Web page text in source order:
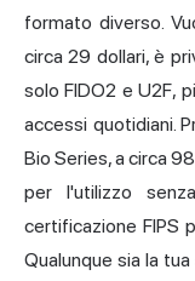
formato diverso.
circa 29 dollari, è
solo FIDO2 e U2F,
accessi quotidiani.
Bio Series, a circa
per l'utilizzo
certificazione FIPS
Qualunque sia la